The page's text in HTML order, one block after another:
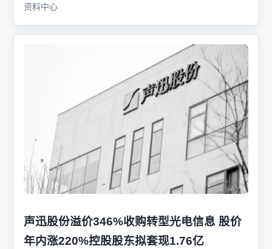
资料中心
声迅股份溢价346%收购转型光电信息 股价
年内涨220%控股股东拟套现1.76亿